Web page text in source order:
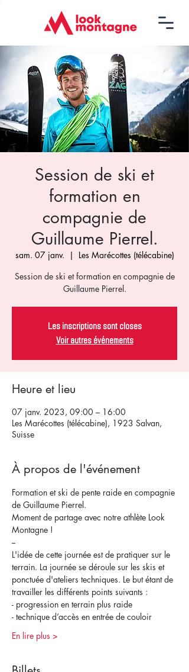
Session de ski et
formation en
compagnie de
Guillaume Pierrel.
sam. 07 janv.
  |
Les Marécottes (télécabine)
Session de ski et formation en compagnie de
Guillaume Pierrel.
Les inscriptions sont closes
Voir autres événements
Heure et lieu
07 janv. 2023, 09:00 – 16:00
Les Marécottes (télécabine), 1923 Salvan,
Suisse
À propos de l'événement
Formation et ski de pente raide en compagnie
de Guillaume Pierrel.
Moment de partage avec notre athlète Look
Montagne !
--
L'idée de cette journée est de pratiquer sur le
terrain. La journée se déroule sur les skis et
ponctuée d'ateliers techniques. Le but étant de
travailler les différents points suivants :
- progression en terrain plus raide
- technique d’accès en entrée de couloir
En lire plus >